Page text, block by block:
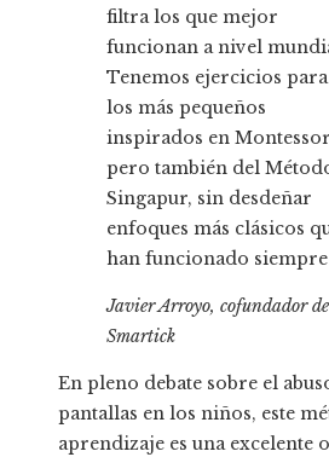
filtra los que mejor
funcionan a nivel
Tenemos ejercicios para
los más pequeños
inspirados en
pero también del
Singapur, sin desdeñar
enfoques más clásicos
han funcionado siempre
Javier Arroyo, cofundador de
Smartick
En pleno debate sobre el
pantallas en los niños, este
aprendizaje es una excelente